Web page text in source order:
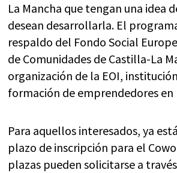
La Mancha que tengan una idea
desean desarrollarla. El
respaldo del Fondo Social
de Comunidades de Castilla-La
organización de la EOI,
formación de emprendedores en
Para aquellos interesados, ya
plazo de inscripción para el
plazas pueden solicitarse a